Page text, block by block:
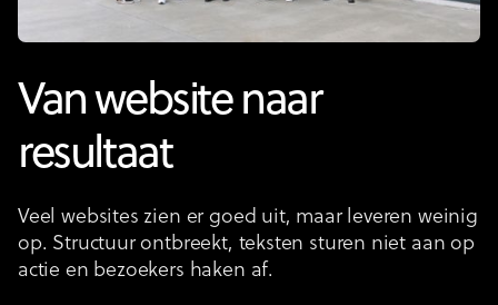
Van website naar
resultaat
Veel websites zien er goed uit, maar leveren weinig
op. Structuur ontbreekt, teksten sturen niet aan op
actie en bezoekers haken af.